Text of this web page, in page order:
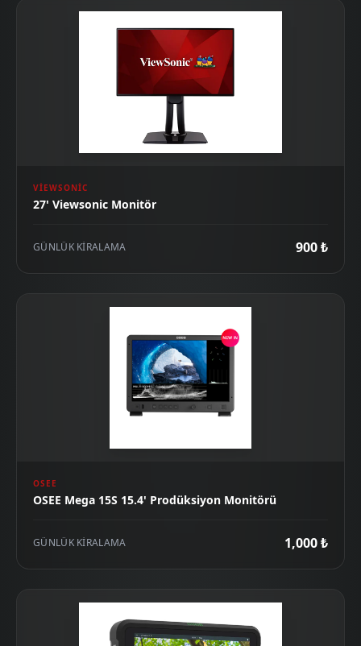
VIEWSONIC
27' Viewsonic Monitör
GÜNLÜK KIRALAMA 900 ₺
OSEE
OSEE Mega 15S 15.4' Prodüksiyon Monitörü
GÜNLÜK KIRALAMA 1,000 ₺